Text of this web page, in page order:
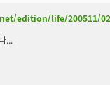
edition/life/200511/
...